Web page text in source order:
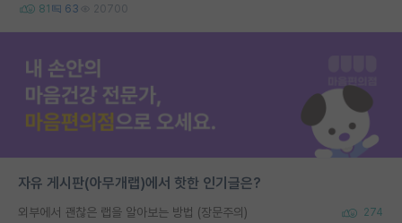
81 63 20700
자유 게시판(아무개랩)에서 핫한 인기글은?
외부에서 괜찮은 랩을 알아보는 방법 (장문주의) 274